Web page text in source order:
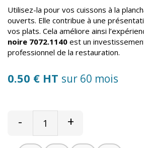
Utilisez-la pour vos cuissons à la
ouverts. Elle contribue à une
vos plats. Cela améliore ainsi
noire 7072.1140 est un
professionnel de la restauration.
0.50 € HT sur 60 mois
- +